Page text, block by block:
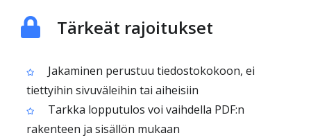
Tärkeät rajoitukset
Jakaminen perustuu tiedostokokoon, ei
tiettyihin sivuväleihin tai aiheisiin
Tarkka lopputulos voi vaihdella PDF:n
rakenteen ja sisällön mukaan